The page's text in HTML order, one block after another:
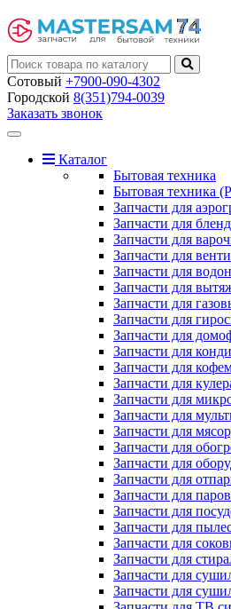
Сотовый +7900-090-4302
Городской 8(351)794-0039
Заказать звонок
Toggle
navigationКаталог
Бытовая техника
Бытовая техника
Запчасти для
Запчасти для
Запчасти для
Запчасти для
Запчасти для
Запчасти для
Запчасти для
Запчасти для
Запчасти для
Запчасти для
Запчасти для
Запчасти для
Запчасти для
Запчасти для
Запчасти для
Запчасти для
Запчасти для
Запчасти для
Запчасти для
Запчасти для
Запчасти для
Запчасти для
Запчасти для
Запчасти для
Запчасти для